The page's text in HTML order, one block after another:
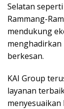
Selatan
Rammang-
mendukung
berkesan.
KAI Group
layanan